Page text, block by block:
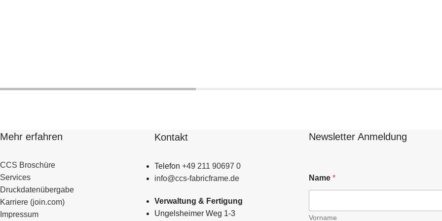
Mehr erfahren
CCS Broschüre
Services
Druckdatenübergabe
Karriere (join.com)
Impressum
Kontakt
Telefon +49 211 90697 0
info@ccs-fabricframe.de
Verwaltung & Fertigung
Ungelsheimer Weg 1-3
Newsletter Anmeldung
Name *
Vorname